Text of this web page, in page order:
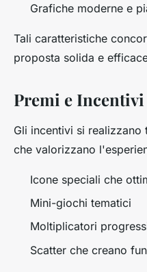
Grafiche moderne e
Tali caratteristiche
proposta solida e
Premi e Incentivi
Gli incentivi si
che valorizzano
Icone speciali che
Mini-giochi tematici
Moltiplicatori
Scatter che creano